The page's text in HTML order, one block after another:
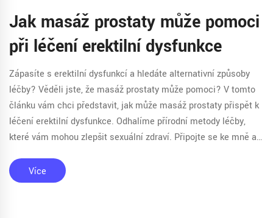
Jak masáž prostaty může pomoci
při léčení erektilní dysfunkce
Zápasíte s erektilní dysfunkcí a hledáte alternativní způsoby
léčby? Věděli jste, že masáž prostaty může pomoci? V tomto
článku vám chci představit, jak může masáž prostaty přispět k
léčení erektilní dysfunkce. Odhalíme přírodní metody léčby,
které vám mohou zlepšit sexuální zdraví. Připojte se ke mně a
života.Více